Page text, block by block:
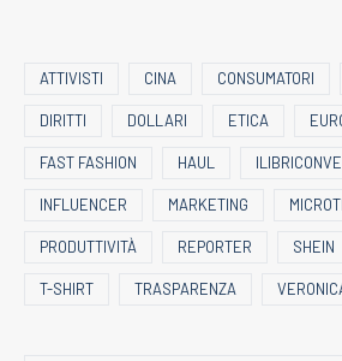
ATTIVISTI CINA CONSUMATORI
DIRITTI DOLLARI ETICA
FAST FASHION HAUL
INFLUENCER MARKETING
PRODUTTIVITÀ REPORTER SHEIN
T-SHIRT TRASPARENZA